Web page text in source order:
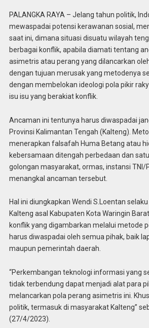
PALANGKA RAYA – Jelang tahun politik,
mewaspadai potensi kerawanan sosial,
saat ini, dimana situasi disuatu wilayah
berbagai konflik, apabila diamati tentang
asimetris atau perang yang dilancarkan
dengan tujuan merusak yang metodenya
dengan membelokan ideologi pola pikir
isu isu yang berakiat konflik.
Ancaman ini tentunya harus diwaspadai
Provinsi Kalimantan Tengah (Kalteng).
menerapkan falsafah Huma Betang atau
kebersamaan ditengah perbedaan dan
golongan masyarakat, ormas, instansi TNI/
menangkal ancaman tersebut.
Hal ini diungkapkan Wendi S.Loentan
Kalteng asal Kabupaten Kota Waringin
konflik yang digambarkan melalui metode
harus diwaspadai oleh semua pihak, baik
maupun pemerintah daerah.
“Perkembangan teknologi informasi yang
tidak terbendung dapat menjadi alat para
melancarkan pola perang asimetris ini.
politik, termasuk di masyarakat Kalteng”
(27/4/2023).